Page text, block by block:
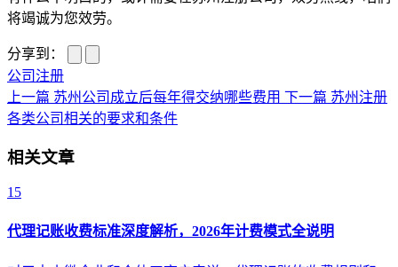
将竭诚为您效劳。
分享到：
公司注册
上一篇 苏州公司成立后每年得交纳哪些费用 下一篇 苏州注册
各类公司相关的要求和条件
相关文章
15
代理记账收费标准深度解析，2026年计费模式全说明